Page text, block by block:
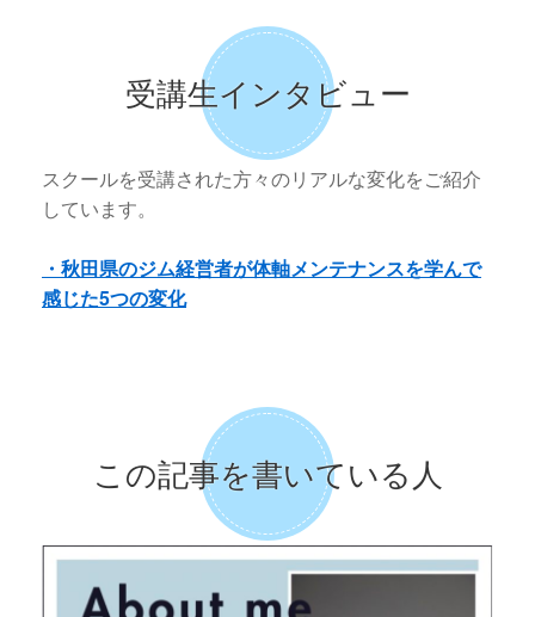
受講生インタビュー
スクールを受講された方々のリアルな変化をご紹介
しています。
・秋田県のジム経営者が体軸メンテナンスを学んで
感じた5つの変化
この記事を書いている人